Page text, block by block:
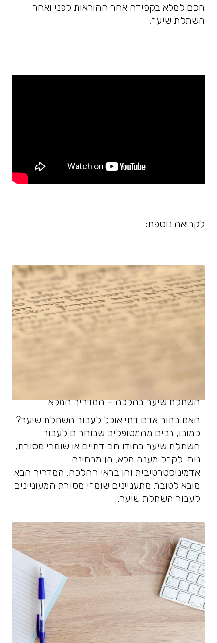
חכם למלא בקפידה אחר ההוראות לפני ואחרי
השתלת שיער.
לקריאה נוספת:
השתלת שיער בהלכה – המדריך המלא
האם בתור אדם דתי אוכל לעבור השתלת שיער?
כמובן, רבים מהמטופלים שבוחרים לעבור
השתלת שיער בהודו הם דתיים או שומרי מסורת,
ניתן לקבל מענה מלא, הן מבחינה
אדמיניסטרטיבית והן בראי ההלכה. המדריך הבא
מובא לטובת מתעניינים שומרי מסורת המעוניינים
לעבור השתלת שיער.